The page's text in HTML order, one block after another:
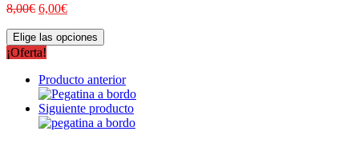
8,00€ 6,00€
Elige las opciones
¡Oferta!
Producto anterior
Siguiente producto